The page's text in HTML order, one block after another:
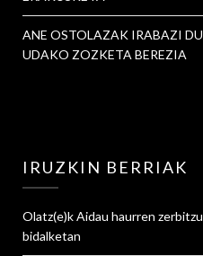
ANE OSTOLAZAK IRABAZI
UDAKO ZOZKETA BEREZIA
IRUZKIN BERRIAK
Olatz(e)kAidau haurren
bidalketan